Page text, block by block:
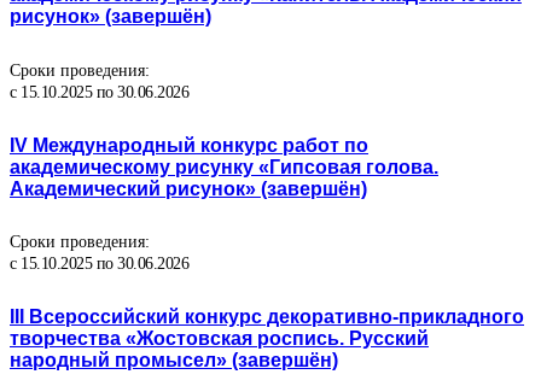
рисунок» (завершён)
Сроки проведения:
с 15.10.2025 по 30.06.2026
IV Международный конкурс работ по
академическому рисунку «Гипсовая голова.
Академический рисунок» (завершён)
Сроки проведения:
с 15.10.2025 по 30.06.2026
III Всероссийский конкурс декоративно-прикладного
творчества «Жостовская роспись. Русский
народный промысел» (завершён)